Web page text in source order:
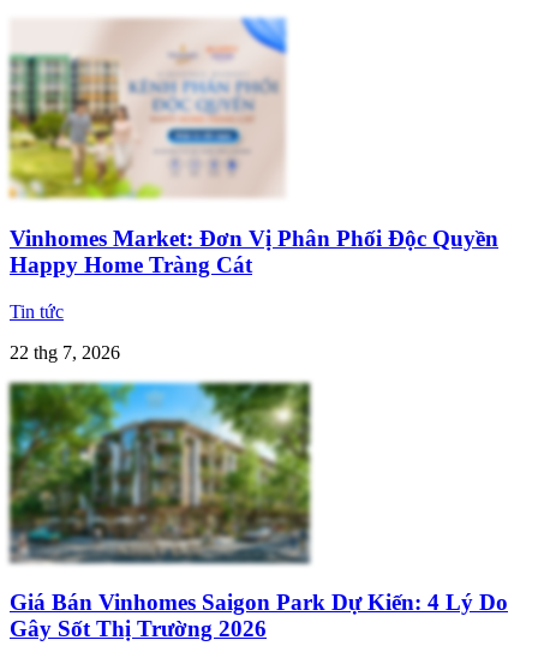
Vinhomes Market: Đơn Vị Phân Phối Độc Quyền
Happy Home Tràng Cát
Tin tức
22 thg 7, 2026
Giá Bán Vinhomes Saigon Park Dự Kiến: 4 Lý Do
Gây Sốt Thị Trường 2026